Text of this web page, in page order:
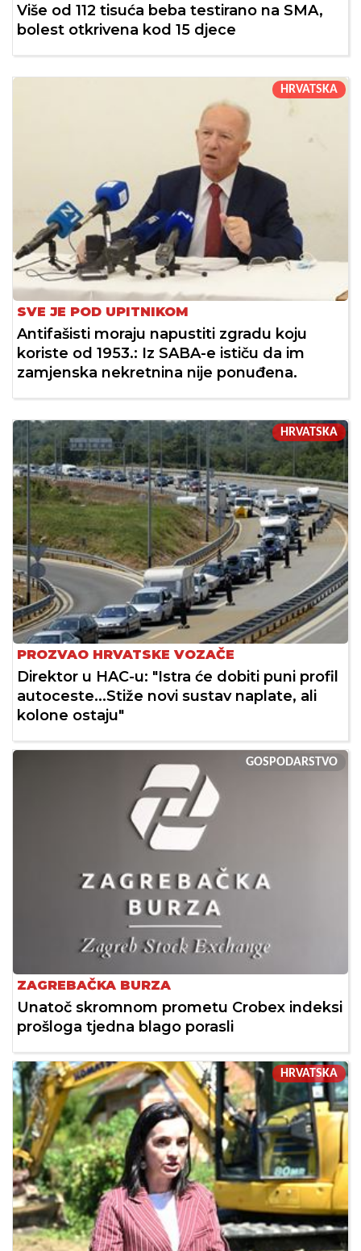
Više od 112 tisuća beba testirano na SMA,
bolest otkrivena kod 15 djece
HRVATSKA
SVE JE POD UPITNIKOM
Antifašisti moraju napustiti zgradu koju
koriste od 1953.: Iz SABA-e ističu da im
zamjenska nekretnina nije ponuđena.
HRVATSKA
PROZVAO HRVATSKE VOZAČE
Direktor u HAC-u: "Istra će dobiti puni profil
autoceste...Stiže novi sustav naplate, ali
kolone ostaju"
GOSPODARSTVO
ZAGREBAČKA BURZA
Unatoč skromnom prometu Crobex indeksi
prošloga tjedna blago porasli
HRVATSKA